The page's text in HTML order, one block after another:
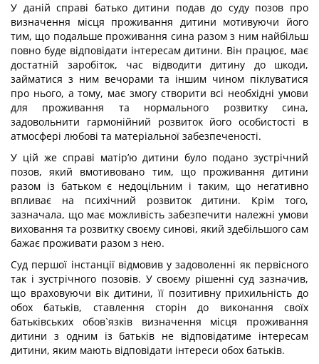
У даній справі батько дитини подав до суду позов про
визначення місця проживання дитини мотивуючи його
тим, що подальше проживання сина разом з ним найбільш
повно буде відповідати інтересам дитини. Він працює, має
достатній заробіток, час відводити дитину до шкоди,
займатися з ним вечорами та іншим чином піклуватися
про нього, а тому, має змогу створити всі необхідні умови
для проживання та нормального розвитку сина,
задовольнити гармонійний розвиток його особистості в
атмосфері любові та матеріальної забезпеченості.
У цій же справі матір’ю дитини було подано зустрічний
позов, який вмотивовано тим, що проживання дитини
разом із батьком є недоцільним і таким, що негативно
впливає на психічний розвиток дитини. Крім того,
зазначала, що має можливість забезпечити належні умови
виховання та розвитку своєму синові, який здебільшого сам
бажає проживати разом з нею.
Суд першої інстанції відмовив у задоволенні як первісного
так і зустрічного позовів. У своєму рішенні суд зазначив,
що враховуючи вік дитини, її позитивну прихильність до
обох батьків, ставлення сторін до виконання своїх
батьківських обов`язків визначення місця проживання
дитини з одним із батьків не відповідатиме інтересам
дитини, яким мають відповідати інтереси обох батьків.